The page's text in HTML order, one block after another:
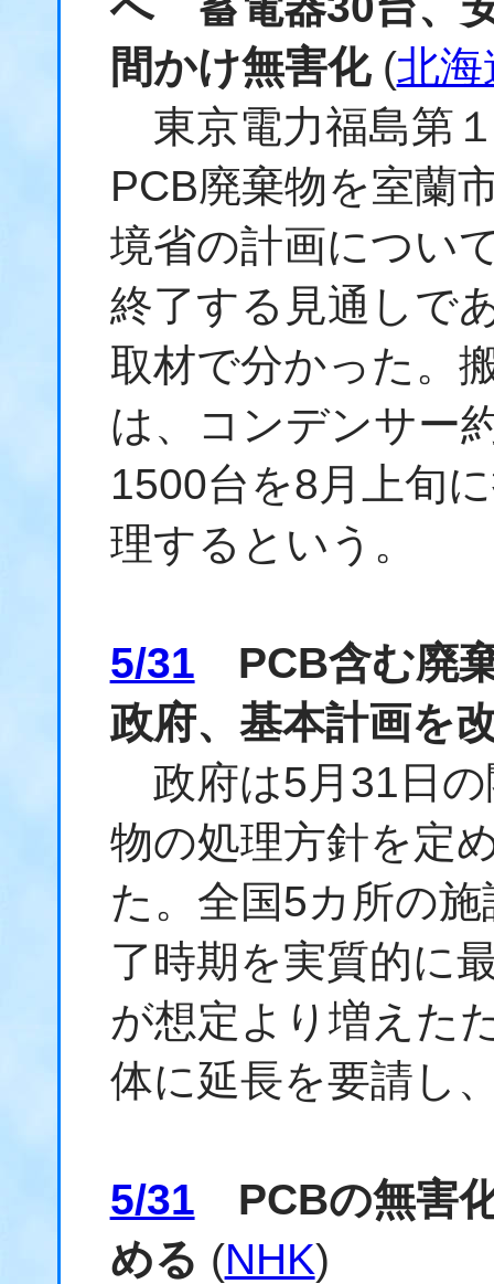
間かけ無害化(北海
東京電力福島第
PCB廃棄物を室蘭
境省の計画につい
終了する見通しで
取材で分かった。
は、コンデンサー
1500台を8月上旬
理するという。
5/31 PCB含む廃
政府、基本計画を
政府は5月31日の
物の処理方針を定
た。全国5カ所の
了時期を実質的に
が想定より増えた
体に延長を要請し
5/31 PCBの無害
める (NHK)